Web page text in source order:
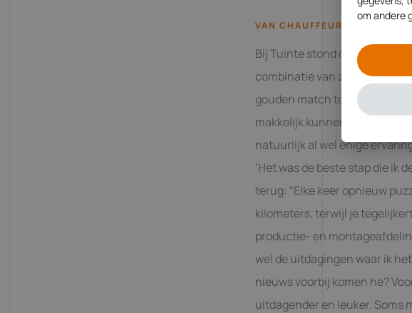
VAN CHAUFFEUR NAAR ‘ELKE
Bij Tuinte stond destijds een
combinatie van zijn kennis
gouden match te zijn: “Het
makkelijk kunnen schakelen,
natuurlijk al wel enige
‘Het was de beste stap die ik
terug: “Elke keer opnieuw
kilometers, terwijl je
productie- en
wel de uitdagingen waar ik
nieuws voorbij komen he?
uitdagender en leuker. Soms
om andere